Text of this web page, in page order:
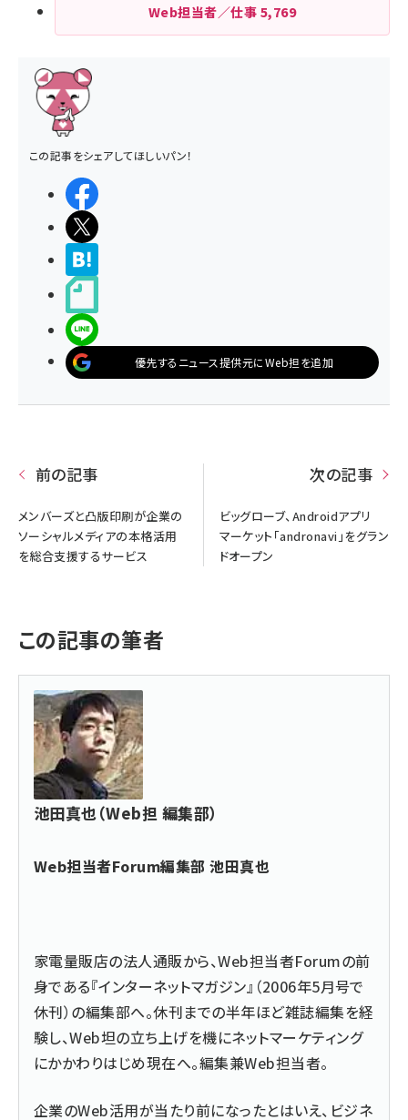
Web担当者／仕事 5,769
この記事をシェアしてほしいパン！
優先するニュース提供元にWeb担を追加
前の記事
メンバーズと凸版印刷が企業の
ソーシャルメディアの本格活用
を総合支援するサービス
次の記事
ビッグローブ、Androidアプリ
マーケット「andronavi」をグラン
ドオープン
この記事の筆者
池田真也（Web担 編集部）
Web担当者Forum編集部 池田真也
家電量販店の法人通販から、Web担当者Forumの前
身である『インターネットマガジン』（2006年5月号で
休刊）の編集部へ。休刊までの半年ほど雑誌編集を経
験し、Web坦の立ち上げを機にネットマーケティング
にかかわりはじめ現在へ。編集兼Web担当者。
企業のWeb活用が当たり前になったとはいえ、ビジネ